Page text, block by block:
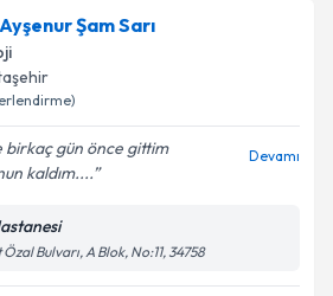
Şam Sarı
gün önce gittim
kaldım....
Devamı
Bulvarı, A Blok, No:11, 34758